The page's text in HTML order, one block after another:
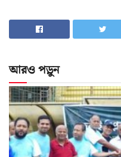
আরও পড়ুন